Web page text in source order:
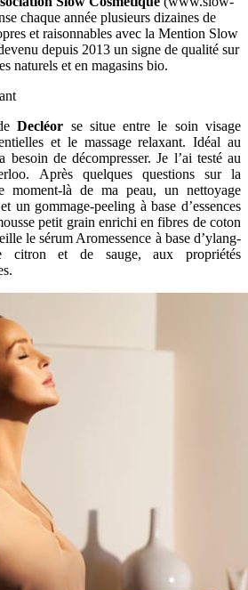
chaque année plusieurs dizaines de
et raisonnables avec la Mention Slow
depuis 2013 un signe de qualité sur
naturels et en magasins bio.
Decléor se situe entre le soin visage
et le massage relaxant. Idéal au
besoin de décompresser. Je l’ai testé au
Après quelques questions sur la
moment-là de ma peau, un nettoyage
un gommage-peeling à base d’essences
petit grain enrichi en fibres de coton
le sérum Aromessence à base d’ylang-
citron et de sauge, aux propriétés